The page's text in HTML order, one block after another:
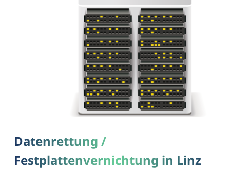
Datenrettung /
Festplattenvernichtung in Linz